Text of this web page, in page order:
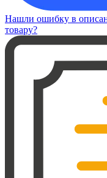
Нашли ошибку в
товару?